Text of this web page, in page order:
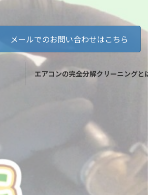
メールでのお問い合わせはこちら
エアコンの完全分解クリーニングと